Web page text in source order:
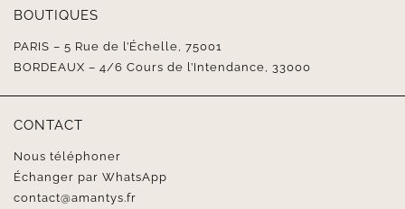
BOUTIQUES
PARIS – 5 Rue de l’Échelle, 75001
BORDEAUX – 4/6 Cours de l’Intendance, 33000
CONTACT
Nous téléphoner
Échanger par WhatsApp
contact@amantys.fr